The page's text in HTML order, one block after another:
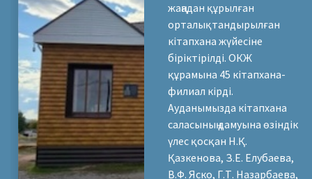
жаңадан құрылған
орталықтандырылған
кітапхана жүйесіне
біріктірілді. ОКЖ
құрамына 45 кітапхана-
филиал кірді.
Ауданымызда кітапхана
саласының дамуына өзіндік
үлес қосқан Н.Қ.
Қазкенова, З.Е. Елубаева,
В.Ф. Яско, Г.Т. Назарбаева,